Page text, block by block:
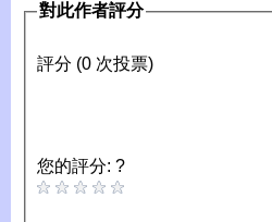
對此作者評分
評分 (0 次投票)
您的評分: ?